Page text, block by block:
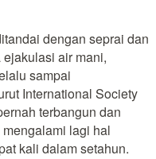
dengan seprai dan
air mani,
sampai
International Society
terbangun dan
lagi hal
kali dalam setahun.